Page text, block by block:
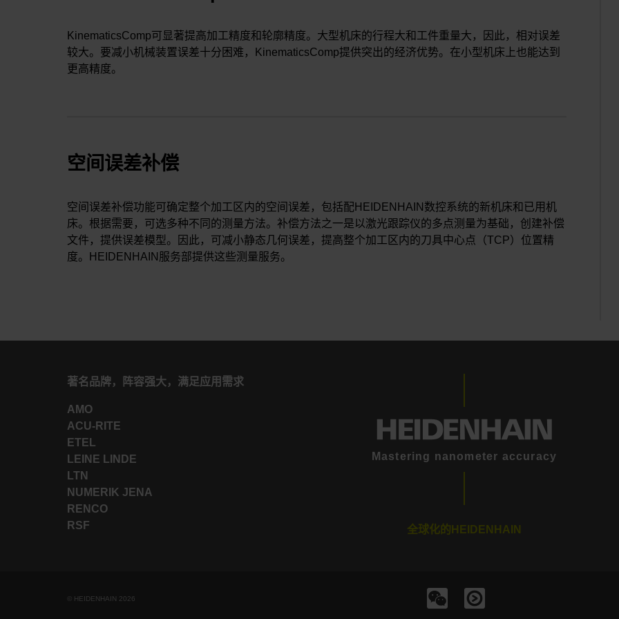
KinematicsComp可显著提高加工精度和轮廓精度。大型机床的行程大和工件重量大，因此，相对误差
较大。要减小机械装置误差十分困难，KinematicsComp提供突出的经济优势。在小型机床上也能达到
更高精度。
空间误差补偿
空间误差补偿功能可确定整个加工区内的空间误差，包括配HEIDENHAIN数控系统的新机床和已用机
床。根据需要，可选多种不同的测量方法。补偿方法之一是以激光跟踪仪的多点测量为基础，创建补偿
文件，提供误差模型。因此，可减小静态几何误差，提高整个加工区内的刀具中心点（TCP）位置精
度。HEIDENHAIN服务部提供这些测量服务。
著名品牌，阵容强大，满足应用需求
AMO
ACU-RITE
ETEL
LEINE LINDE
LTN
NUMERIK JENA
RENCO
RSF
Mastering nanometer accuracy
全球化的HEIDENHAIN
© HEIDENHAIN 2026